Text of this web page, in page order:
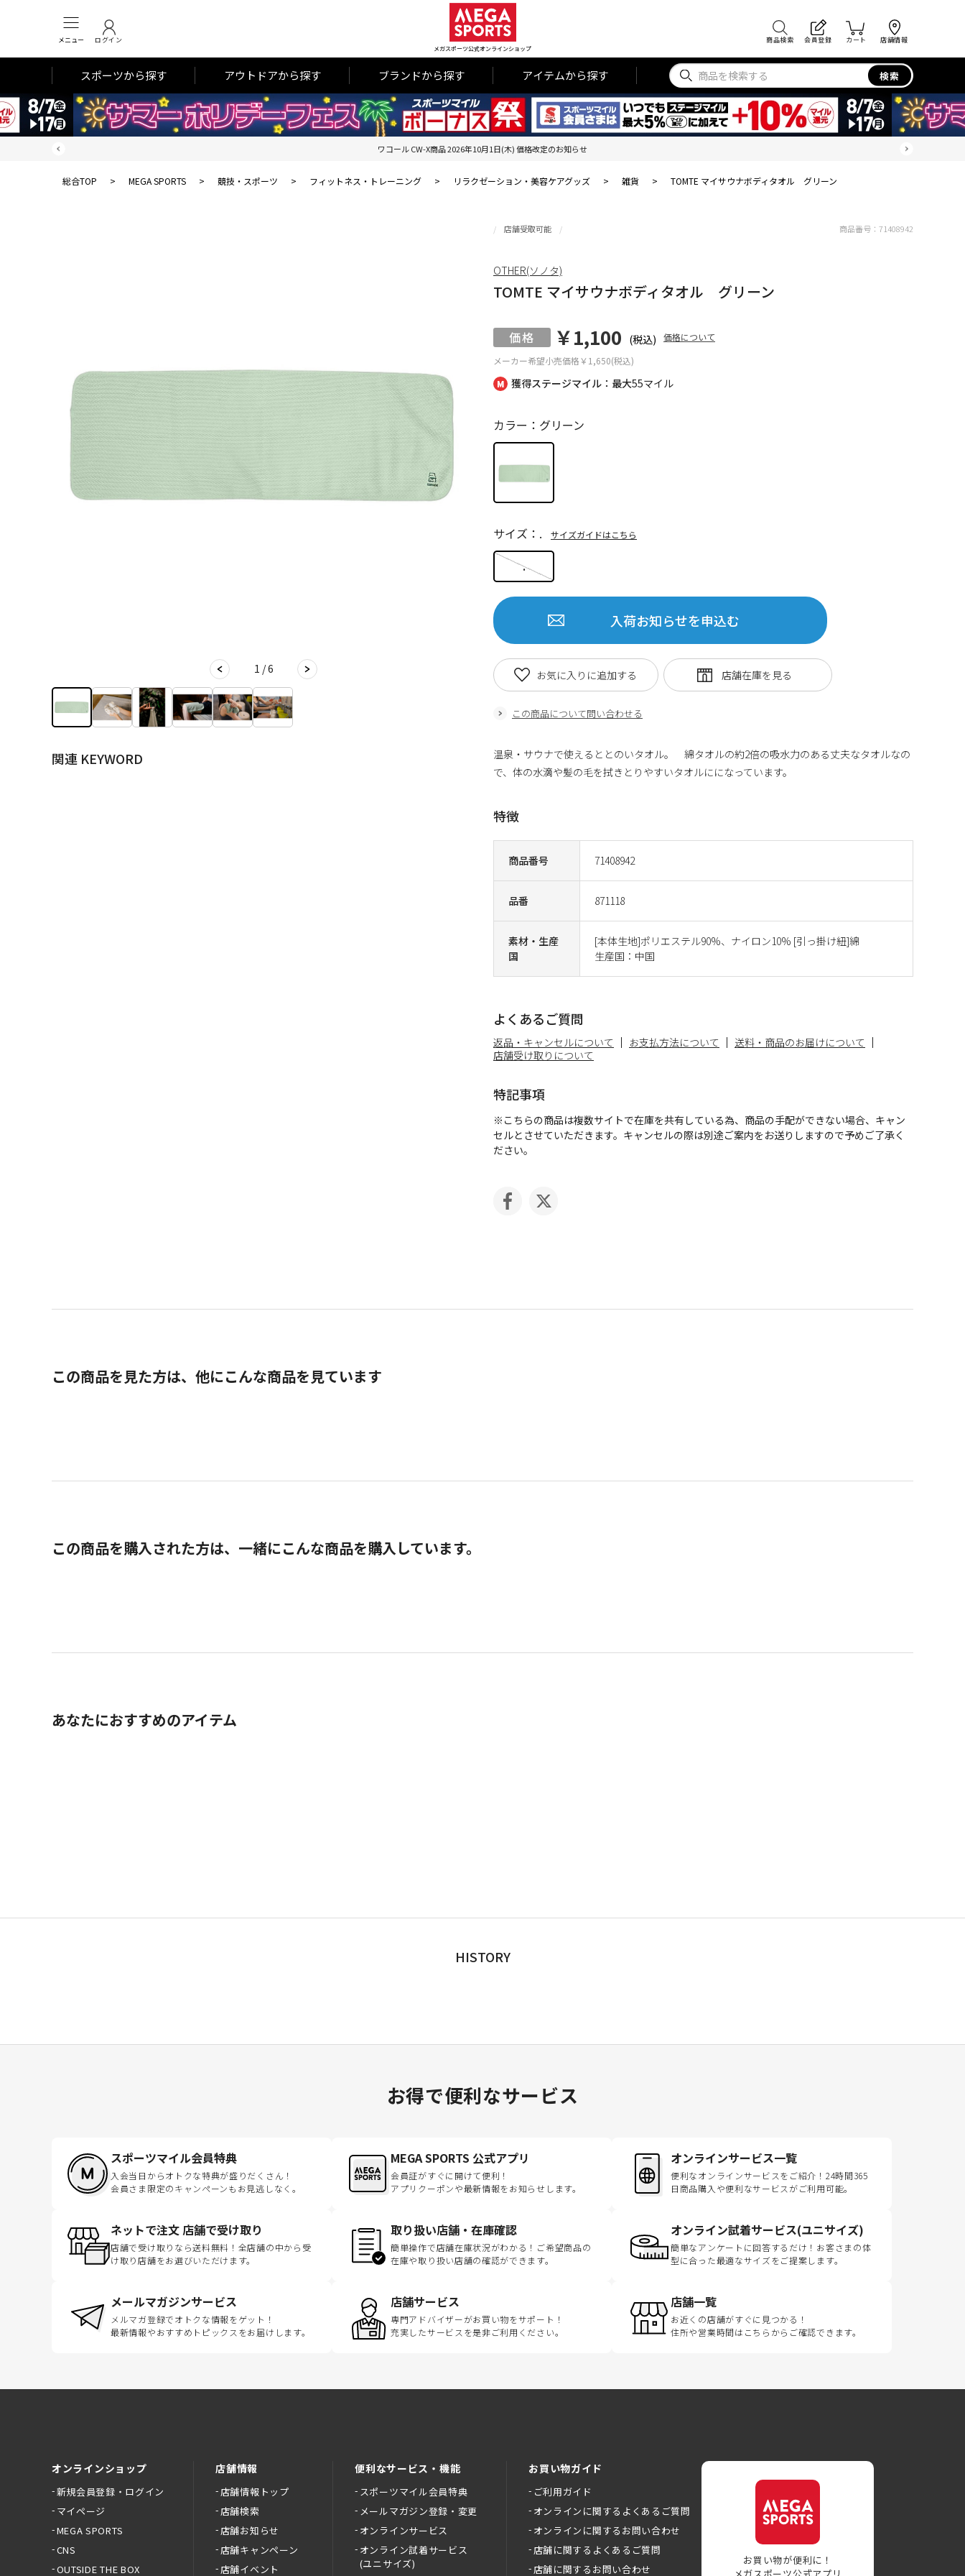
メニュー ログイン
メガスポーツ公式オンラインショップ
商品検索 会員登録 カート 店舗情報
スポーツから探す アウトドアから探す ブランドから探す アイテムから探す 検索
ワコール CW-X商品 2026年10月1日(木) 価格改定のお知らせ
総合TOP > MEGA SPORTS > 競技・スポーツ > フィットネス・トレーニング > リラクゼーション・美容ケアグッズ > 雑貨 > TOMTE マイサウナボディタオル グリーン
1 / 6
関連 KEYWORD
獲得ステージマイル：最大55マイル
店舗受取可能
TOMTE マイサウナボディタオル グリーン
メーカー希望小売価格￥1,650(税込)
￥1,100 (税込) 価格について
商品番号 71408942
品番 871118
素材・生産
国
[本体生地]ポリエステル90%、ナイロン10% [引っ掛け紐]綿
生産国：中国
カラー：グリーン
.
サイズ：. サイズガイドはこちら
入荷お知らせを申込む
この商品について問い合わせる
お気に入りに追加する
商品番号： 71408942
OTHER(ソノタ)
温泉・サウナで使えるととのいタオル。 綿タオルの約2倍の吸水力のある丈夫なタオルなの
で、体の水滴や髪の毛を拭きとりやすいタオルにになっています。
特徴
よくあるご質問
返品・キャンセルについて お支払方法について
送料・商品のお届けについて
店舗受け取りについて
特記事項
※こちらの商品は複数サイトで在庫を共有している為、商品の手配ができない場合、キャン
セルとさせていただきます。キャンセルの際は別途ご案内をお送りしますので予めご了承く
ださい。
この商品を見た方は、他にこんな商品を見ています
この商品を購入された方は、一緒にこんな商品を購入しています。
あなたにおすすめのアイテム
HISTORY
お得で便利なサービス
スポーツマイル会員特典
入会当日からオトクな特典が盛りだくさん！
会員さま限定のキャンペーンもお見逃しなく。
MEGA SPORTS 公式アプリ
会員証がすぐに開けて便利！
アプリクーポンや最新情報をお知らせします。
オンラインサービス一覧
便利なオンラインサービスをご紹介！24時間365
日商品購入や便利なサービスがご利用可能。
ネットで注文 店舗で受け取り
店舗で受け取りなら送料無料！全店舗の中から受
け取り店舗をお選びいただけます。
取り扱い店舗・在庫確認
簡単操作で店舗在庫状況がわかる！ご希望商品の
在庫や取り扱い店舗の確認ができます。
オンライン試着サービス(ユニサイズ)
簡単なアンケートに回答するだけ！お客さまの体
型に合った最適なサイズをご提案します。
メールマガジンサービス
メルマガ登録でオトクな情報をゲット！
最新情報やおすすめトピックスをお届けします。
店舗サービス
専門アドバイザーがお買い物をサポート！
充実したサービスを是非ご利用ください。
店舗一覧
お近くの店舗がすぐに見つかる！
住所や営業時間はこちらからご確認できます。
オンラインショップ
新規会員登録・ログイン
マイページ
MEGA SPORTS
CNS
OUTSIDE THE BOX
店舗情報
店舗情報トップ
店舗検索
店舗お知らせ
店舗キャンペーン
店舗イベント
便利なサービス・機能
スポーツマイル会員特典
メールマガジン登録・変更
オンラインサービス
オンライン試着サービス
(ユニサイズ)
お買い物ガイド
ご利用ガイド
オンラインに関するよくあるご質問
オンラインに関するお問い合わせ
店舗に関するよくあるご質問
店舗に関するお問い合わせ
お買い物が便利に！